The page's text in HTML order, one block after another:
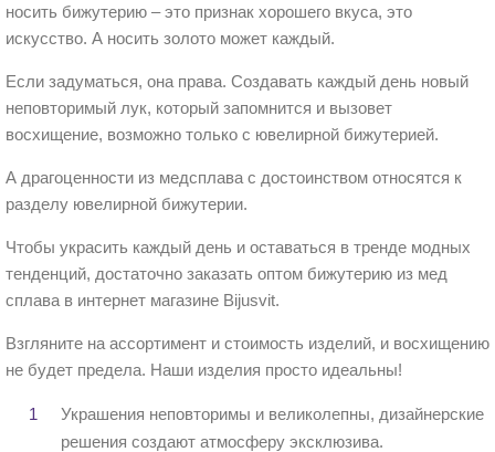
носить бижутерию – это признак хорошего вкуса, это
искусство. А носить золото может каждый.
Если задуматься, она права. Создавать каждый день новый
неповторимый лук, который запомнится и вызовет
восхищение, возможно только с ювелирной бижутерией.
А драгоценности из медсплава с достоинством относятся к
разделу ювелирной бижутерии.
Чтобы украсить каждый день и оставаться в тренде модных
тенденций, достаточно заказать оптом бижутерию из мед
сплава в интернет магазине Bijusvit.
Взгляните на ассортимент и стоимость изделий, и восхищению
не будет предела. Наши изделия просто идеальны!
Украшения неповторимы и великолепны, дизайнерские
решения создают атмосферу эксклюзива.